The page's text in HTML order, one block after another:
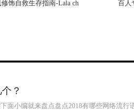
饰自救生存指南-Lala ch 百人
探讨养老民生议题 刘佩 为什
？
面小编就来盘点盘点2018有哪些网络流行